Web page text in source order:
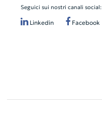
Seguici sui nostri canali social:
Linkedin Facebook